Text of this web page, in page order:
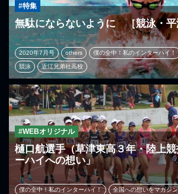
#特集
無駄にならないように ［競泳・平
2020年7月号 others 僕の全中！私のインターハイ！
競泳 近江兄弟社高校
#WEBオリジナル
樋口航選手（草津東高３年・陸上
ーハイへの想い」
僕の全中！私のインターハイ！ 全国への想いをマガジ